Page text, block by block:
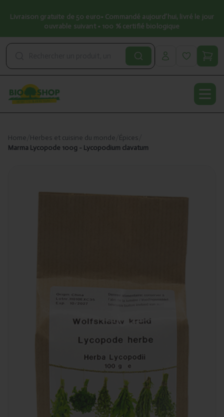
Livraison gratuite de 50 euro• Commandé aujourd’hui, livré le jour
ouvrable suivant • 100 % certifié biologique
Home Herbes et cuisine du monde Épices
Marma Lycopode 100g - Lycopodium clavatum